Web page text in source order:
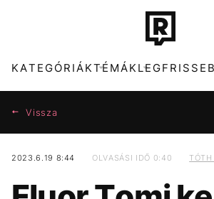
KATEGÓRIÁKTÉMÁK
Vissza
2023.6.19 8:44 OLVASÁSI IDŐ 0:40